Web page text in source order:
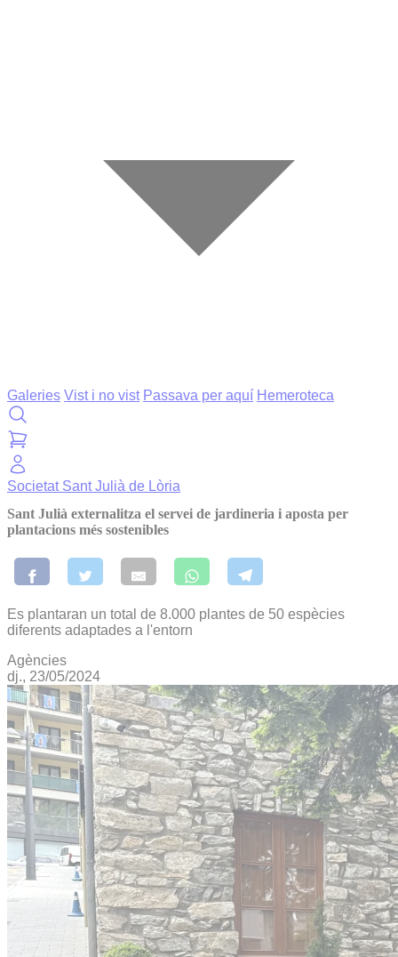
Galeries Vist i no vist Passava per aquí Hemeroteca
Societat Sant Julià de Lòria
Sant Julià externalitza el servei de jardineria i aposta per
plantacions més sostenibles
Es plantaran un total de 8.000 plantes de 50 espècies
diferents adaptades a l'entorn
Agències
dj., 23/05/2024